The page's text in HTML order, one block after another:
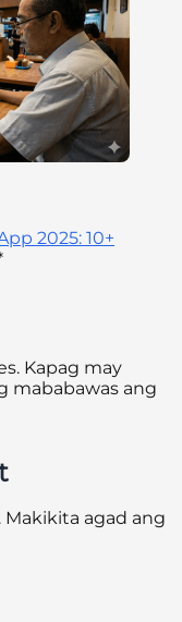
2025: 10+
Kapag may
mababawas ang
agad ang